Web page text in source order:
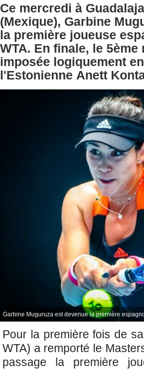
Ce mercredi à
(Mexique), Garbine
la première joueuse
WTA. En finale, le
imposée logiquement
l'Estonienne Anett
Garbine Muguruza est devenue la première
Pour la première fois de
WTA) a remporté le
passage la première